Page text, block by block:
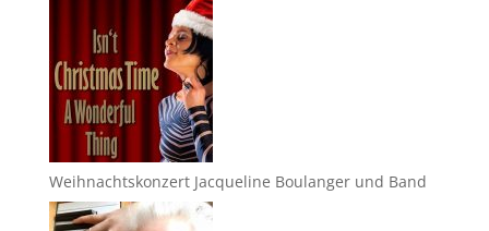
Weihnachtskonzert Jacqueline Boulanger und Band